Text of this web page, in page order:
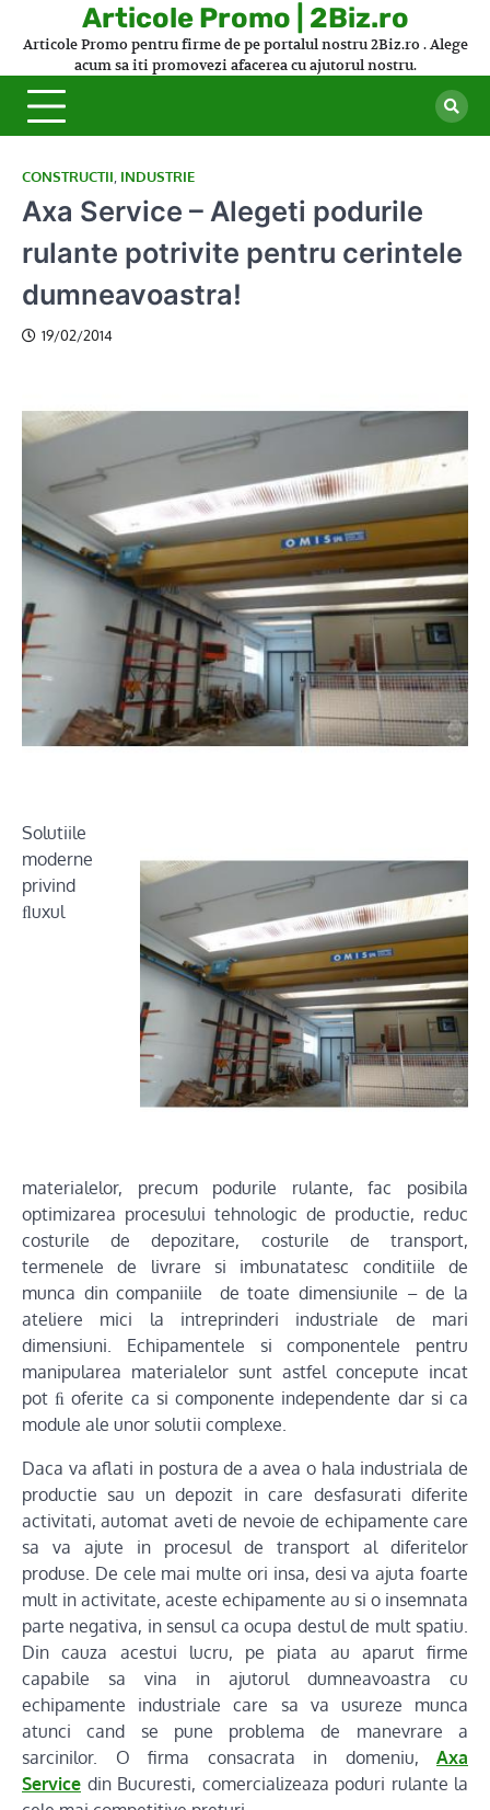
Articole Promo | 2Biz.ro
Articole Promo pentru firme de pe portalul nostru 2Biz.ro . Alege
acum sa iti promovezi afacerea cu ajutorul nostru.
CONSTRUCTII INDUSTRIE
Axa Service – Alegeti podurile
rulante potrivite pentru cerintele
dumneavoastra!
19/02/2014
Solutiile
moderne
privind
ﬂuxul
materialelor, precum podurile rulante, fac posibila
optimizarea procesului tehnologic de productie, reduc
costurile de depozitare, costurile de transport,
termenele de livrare si imbunatatesc conditiile de
munca din companiile de toate dimensiunile – de la
ateliere mici la intreprinderi industriale de mari
dimensiuni. Echipamentele si componentele pentru
manipularea materialelor sunt astfel concepute incat
pot ﬁ oferite ca si componente independente dar si ca
module ale unor solutii complexe.
Daca va aflati in postura de a avea o hala industriala de
productie sau un depozit in care desfasurati diferite
activitati, automat aveti de nevoie de echipamente care
sa va ajute in procesul de transport al diferitelor
produse. De cele mai multe ori insa, desi va ajuta foarte
mult in activitate, aceste echipamente au si o insemnata
parte negativa, in sensul ca ocupa destul de mult spatiu.
Din cauza acestui lucru, pe piata au aparut firme
capabile sa vina in ajutorul dumneavoastra cu
echipamente industriale care sa va usureze munca
atunci cand se pune problema de manevrare a
sarcinilor. O firma consacrata in domeniu, Axa
Service din Bucuresti, comercializeaza poduri rulante la